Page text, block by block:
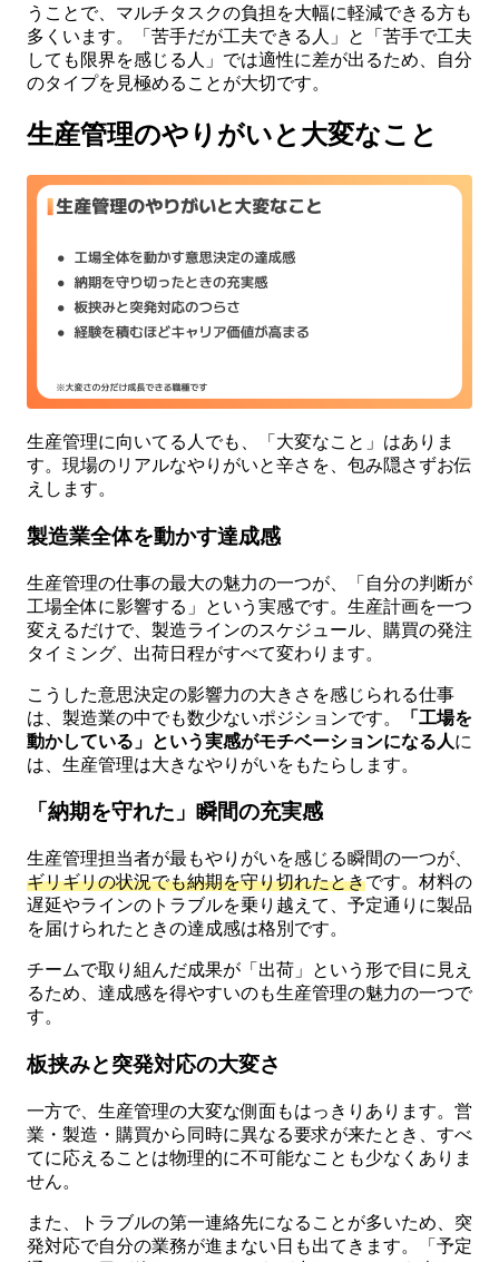
うことで、マルチタスクの負担を大幅に軽減できる方も
多くいます。「苦手だが工夫できる人」と「苦手で工夫
しても限界を感じる人」では適性に差が出るため、自分
のタイプを見極めることが大切です。
生産管理のやりがいと大変なこと
生産管理に向いてる人でも、「大変なこと」はありま
す。現場のリアルなやりがいと辛さを、包み隠さずお伝
えします。
製造業全体を動かす達成感
生産管理の仕事の最大の魅力の一つが、「自分の判断が
工場全体に影響する」という実感です。生産計画を一つ
変えるだけで、製造ラインのスケジュール、購買の発注
タイミング、出荷日程がすべて変わります。
こうした意思決定の影響力の大きさを感じられる仕事
は、製造業の中でも数少ないポジションです。
「工場を
動かしている」という実感がモチベーションになる人に
は、生産管理は大きなやりがいをもたらします。
「納期を守れた」瞬間の充実感
生産管理担当者が最もやりがいを感じる瞬間の一つが、
ギリギリの状況でも納期を守り切れたときです。材料の
遅延やラインのトラブルを乗り越えて、予定通りに製品
を届けられたときの達成感は格別です。
チームで取り組んだ成果が「出荷」という形で目に見え
るため、達成感を得やすいのも生産管理の魅力の一つで
す。
板挟みと突発対応の大変さ
一方で、生産管理の大変な側面もはっきりあります。営
業・製造・購買から同時に異なる要求が来たとき、すべ
てに応えることは物理的に不可能なことも少なくありま
せん。
また、トラブルの第一連絡先になることが多いため、突
発対応で自分の業務が進まない日も出てきます。「予定